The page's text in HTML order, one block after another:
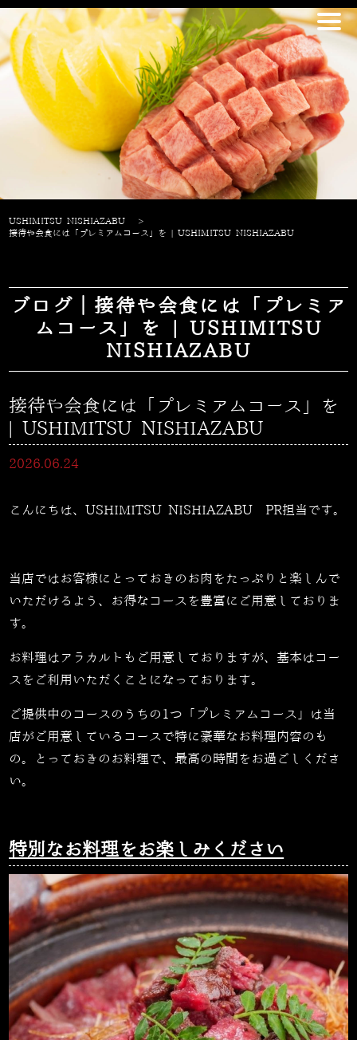
USHIMITSU NISHIAZABU
>
接待や会食には「プレミアムコース」を | USHIMITSU NISHIAZABU
ブログ｜接待や会食には「プレミア
ムコース」を | USHIMITSU
NISHIAZABU
接待や会食には「プレミアムコース」を
| USHIMITSU NISHIAZABU
2026.06.24
こんにちは、USHIMITSU NISHIAZABU PR担当です。
当店ではお客様にとっておきのお肉をたっぷりと楽しんで
いただけるよう、お得なコースを豊富にご用意しておりま
す。
お料理はアラカルトもご用意しておりますが、基本はコー
スをご利用いただくことになっております。
ご提供中のコースのうちの 1つ「プレミアムコース」は当
店がご用意しているコースで特に豪華なお料理内容のも
の。とっておきのお料理で、最高の時間をお過ごしくださ
い。
特別なお料理をお楽しみください